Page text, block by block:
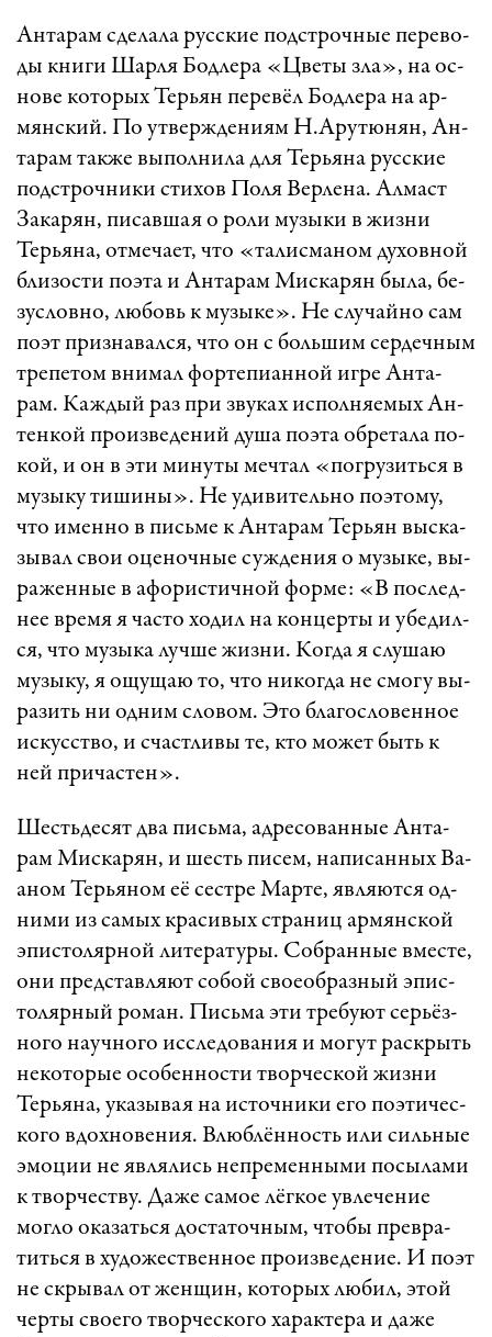
Ан­та­рам сде­ла­ла русс­кие подст­роч­ные пе­ре­во­
ды кни­ги Шар­ля Бод­ле­ра «Ц­ве­ты зла», на ос­
но­ве ко­то­рых Тер­ьян пе­ре­вёл Бод­ле­ра на ар­
мянс­кий. По ут­верж­де­ни­ям Н.А­ру­тю­нян, Ан­
та­рам так­же вы­пол­ни­ла для Тер­ья­на русс­кие
подст­роч­ни­ки сти­хов По­ля Вер­ле­на. Ал­маст
За­ка­рян, пи­сав­шая о ро­ли му­зы­ки в жиз­ни
Тер­ья­на, от­ме­ча­ет, что «­та­лис­ма­ном ду­хов­ной
бли­зос­ти по­э­та и Ан­та­рам Мис­ка­рян бы­ла, бе­
зус­лов­но, лю­бовь к му­зы­ке». Не слу­чай­но сам
по­эт приз­на­вал­ся, что он с боль­шим сер­деч­ным
тре­пе­том вни­мал фор­те­пи­ан­ной иг­ре Ан­та­
рам. Каж­дый раз при зву­ках ис­пол­ня­е­мых Ан­
тен­кой про­из­ве­де­ний ду­ша по­э­та об­ре­та­ла по­
кой, и он в эти ми­ну­ты меч­тал «­пог­ру­зить­ся в
му­зы­ку ти­ши­ны». Не уди­ви­тель­но по­э­то­му,
что имен­но в пись­ме к Ан­та­рам Тер­ьян выс­ка­
зы­вал свои оце­ноч­ные суж­де­ния о му­зы­ке, вы­
ра­жен­ные в афо­рис­тич­ной фор­ме: «В пос­лед­
нее вре­мя я час­то хо­дил на кон­цер­ты и убе­дил­
ся, что му­зы­ка луч­ше жиз­ни. Ког­да я слу­шаю
му­зы­ку, я ощу­щаю то, что ни­ког­да не смо­гу вы­
ра­зить ни од­ним сло­вом. Это бла­гос­ло­вен­ное
ис­кусст­во, и счаст­ли­вы те, кто мо­жет быть к
ней при­час­тен».
Шесть­де­сят два пись­ма, ад­ре­со­ван­ные Ан­та­
рам Мис­ка­рян, и шесть пи­сем, на­пи­сан­ных Ва­
а­ном Тер­ья­ном её сест­ре Мар­те, яв­ля­ют­ся од­
ни­ми из са­мых кра­си­вых ст­ра­ниц ар­мянс­кой
эпис­то­ляр­ной ли­те­ра­ту­ры. Соб­ран­ные вмес­те,
они предс­тав­ля­ют со­бой сво­е­об­раз­ный эпис­
то­ляр­ный ро­ман. Пись­ма эти тре­бу­ют сер­ьёз­
но­го на­уч­но­го исс­ле­до­ва­ния и мо­гут раск­рыть
не­ко­то­рые осо­бен­нос­ти твор­чес­кой жиз­ни
Тер­ья­на, ука­зы­вая на ис­точ­ни­ки его по­э­ти­чес­
ко­го вдох­но­ве­ни­я. Влюб­лён­ность или силь­ные
эмо­ции не яв­ля­лись неп­ре­мен­ны­ми по­сы­ла­ми
к твор­чест­ву. Да­же са­мое лёг­кое ув­ле­че­ние
мог­ло ока­зать­ся дос­та­точ­ным, что­бы прев­ра­
тить­ся в ху­до­жест­вен­ное про­из­ве­де­ни­е. И по­эт
не ск­ры­вал от жен­щин, ко­то­рых лю­бил, этой
чер­ты сво­е­го твор­чес­ко­го ха­рак­те­ра и да­же